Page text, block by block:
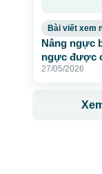
Bài viết xem
Nâng ngực
ngực được
Science
27/05/2026